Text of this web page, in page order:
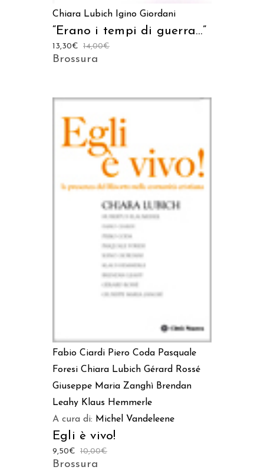
Chiara Lubich Igino Giordani
“Erano i tempi di guerra…”
14,00€
13,30€
Brossura
AGGIUNGI AL CARRELLO
Fabio Ciardi Piero Coda Pasquale
Foresi Chiara Lubich Gérard Rossé
Giuseppe Maria Zanghì Brendan
Leahy Klaus Hemmerle
A cura di: Michel Vandeleene
Egli è vivo!
10,00€
9,50€
Brossura